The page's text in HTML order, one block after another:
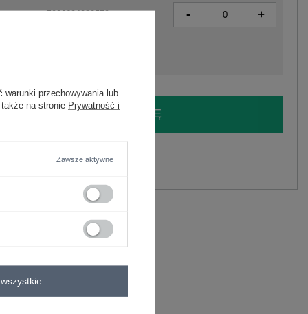
5906694080579 - +
SIĘ I ZOBACZ CENĘ
bluzka codzienna
warunki przechowywania lub
na stronie Prywatność i
Zawsze aktywne